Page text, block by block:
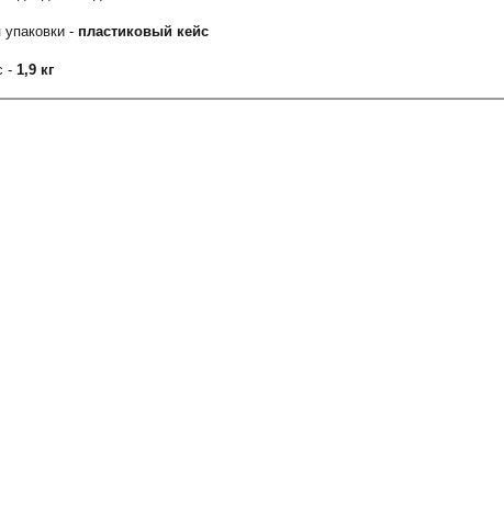
упаковки - пластиковый кейс
- 1,9 кг